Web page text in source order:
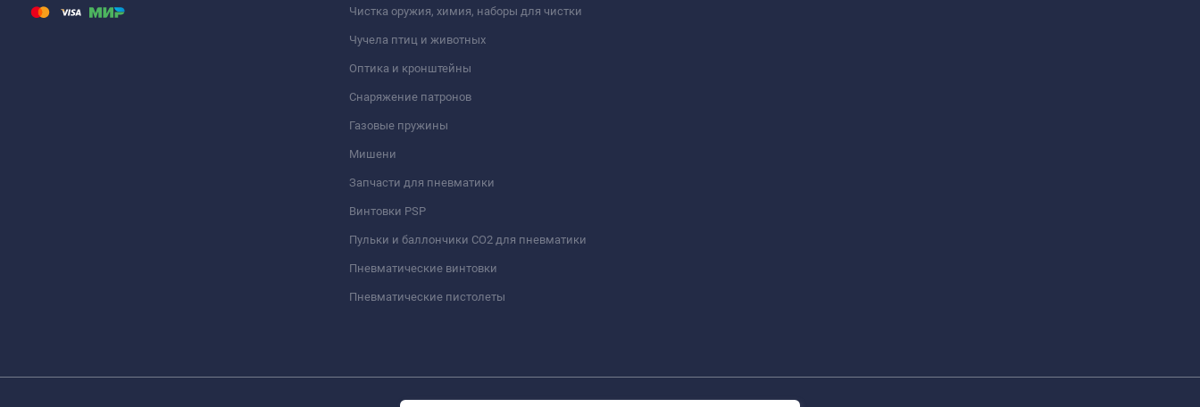
Чистка оружия, химия, наборы для чистки
Чучела птиц и животных
Оптика и кронштейны
Снаряжение патронов
Газовые пружины
Мишени
Запчасти для пневматики
Винтовки PSP
Пульки и баллончики СО2 для пневматики
Пневматические винтовки
Пневматические пистолеты